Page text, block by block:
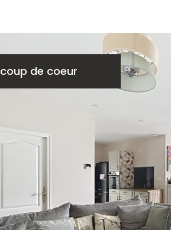
coup de coeur